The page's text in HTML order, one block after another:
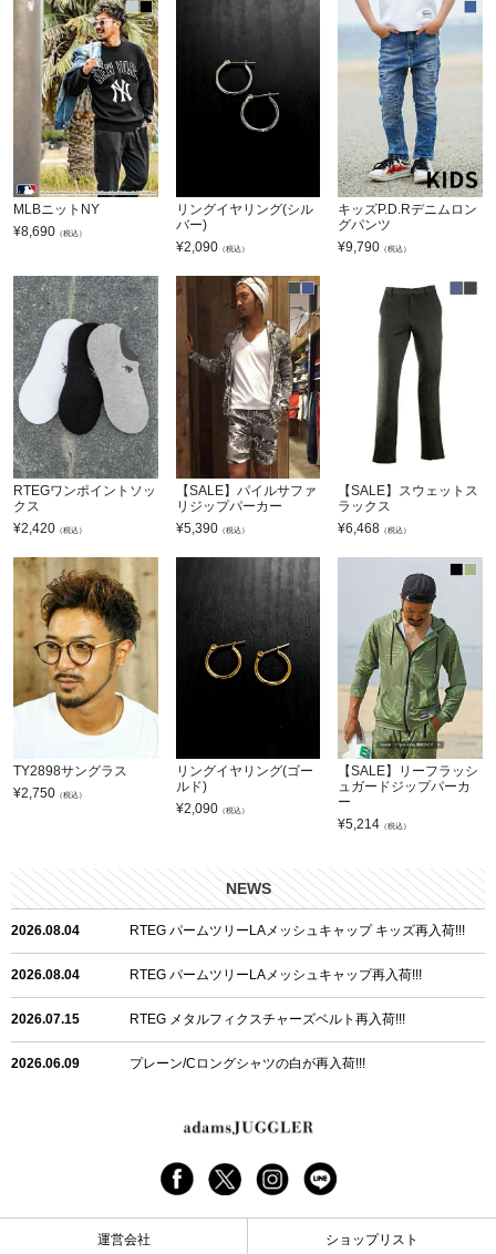
MLBニットNY
¥8,690 （税込）
リングイヤリング(シル
バー)
¥2,090（税込）
キッズP.D.Rデニムロン
グパンツ
¥9,790 （税込）
RTEGワンポイントソッ
クス
¥2,420 （税込）
【SALE】パイルサファ
リジップパーカー
¥5,390（税込）
【SALE】スウェットス
ラックス
¥6,468 （税込）
TY2898サングラス
¥2,750 （税込）
リングイヤリング(ゴー
ルド)
¥2,090（税込）
【SALE】リーフラッシ
ュガードジップパーカ
ー
¥5,214 （税込）
NEWS
2026.08.04 RTEG パームツリーLAメッシュキャップ キッズ再入荷!!!
2026.08.04 RTEG パームツリーLAメッシュキャップ再入荷!!!
2026.07.15 RTEG メタルフィクスチャーズベルト再入荷!!!
2026.06.09 プレーン/Cロングシャツの白が再入荷!!!
24/フリンジデニムロングパンツ再入荷!!!
G/グレーペイントデニムロングパンツ再入荷!!!
運営会社 ショップリスト